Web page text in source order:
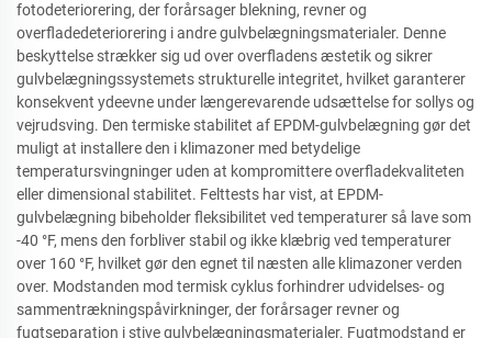
fotodeteriorering, der forårsager blekning, revner og
overfladedeteriorering i andre gulvbelægningsmaterialer. Denne
beskyttelse strækker sig ud over overfladens æstetik og sikrer
gulvbelægningssystemets strukturelle integritet, hvilket garanterer
konsekvent ydeevne under længerevarende udsættelse for sollys og
vejrudsving. Den termiske stabilitet af EPDM-gulvbelægning gør det
muligt at installere den i klimazoner med betydelige
temperatursvingninger uden at kompromittere overfladekvaliteten
eller dimensional stabilitet. Felttests har vist, at EPDM-
gulvbelægning bibeholder fleksibilitet ved temperaturer så lave som
-40 °F, mens den forbliver stabil og ikke klæbrig ved temperaturer
over 160 °F, hvilket gør den egnet til næsten alle klimazoner verden
over. Modstanden mod termisk cyklus forhindrer udvidelses- og
sammentrækningspåvirkninger, der forårsager revner og
fugtseparation i stive gulvbelægningsmaterialer. Fugtmodstand er